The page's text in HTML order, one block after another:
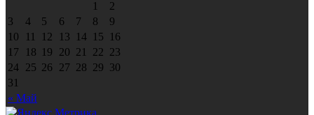
« Май
1
2
3
4 5 6 7 8
9
10
11 12 13 14 15
16
17
18 19 20 21 22 23
24 25 26 27 28 29 30
31